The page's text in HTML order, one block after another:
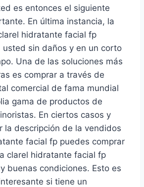
es entonces el siguiente
En última instancia, la
hidratante facial fp
usted sin daños y en un corto
Una de las soluciones más
es comprar a través de
comercial de fama mundial
gama de productos de
En ciertos casos y
la descripción de la vendidos
facial fp puedes comprar
clarel hidratante facial fp
buenas condiciones. Esto es
si tiene un